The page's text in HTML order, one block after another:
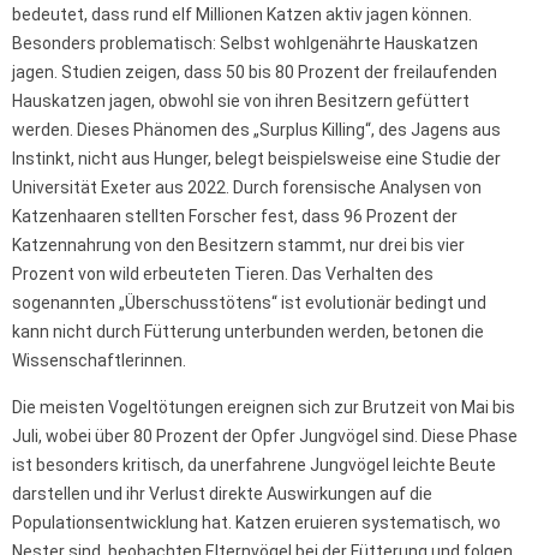
bedeutet, dass rund elf Millionen Katzen aktiv jagen können.
Besonders problematisch: Selbst wohlgenährte Hauskatzen
jagen. Studien zeigen, dass 50 bis 80 Prozent der freilaufenden
Hauskatzen jagen, obwohl sie von ihren Besitzern gefüttert
werden. Dieses Phänomen des „Surplus Killing“, des Jagens aus
Instinkt, nicht aus Hunger, belegt beispielsweise eine Studie der
Universität Exeter aus 2022. Durch forensische Analysen von
Katzenhaaren stellten Forscher fest, dass 96 Prozent der
Katzennahrung von den Besitzern stammt, nur drei bis vier
Prozent von wild erbeuteten Tieren. Das Verhalten des
sogenannten „Überschusstötens“ ist evolutionär bedingt und
kann nicht durch Fütterung unterbunden werden, betonen die
Wissenschaftlerinnen.
Die meisten Vogeltötungen ereignen sich zur Brutzeit von Mai bis
Juli, wobei über 80 Prozent der Opfer Jungvögel sind. Diese Phase
ist besonders kritisch, da unerfahrene Jungvögel leichte Beute
darstellen und ihr Verlust direkte Auswirkungen auf die
Populationsentwicklung hat. Katzen eruieren systematisch, wo